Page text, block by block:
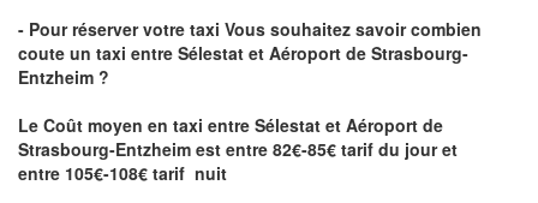
- Pour réserver votre taxi Vous souhaitez savoircombien
coute un taxi entre Sélestat et Aéroport de Strasbourg-
Entzheim ?
Le Coût moyen en taxi entre Sélestat et Aéroport de
Strasbourg-Entzheim est entre 82€-85€ tarif du jour et
entre 105€-108€ tarif nuit